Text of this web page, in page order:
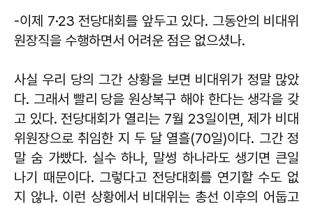
-이제 7·23 전당대회를 앞두고 있다. 그동안의 비대위
원장직을 수행하면서 어려운 점은 없으셨나.
사실 우리 당의 그간 상황을 보면 비대위가 정말 많았
다. 그래서 빨리 당을 원상복구 해야 한다는 생각을 갖
고 있다. 전당대회가 열리는 7월 23일이면, 제가 비대
위원장으로 취임한 지 두 달 열흘(70일)이다. 그간 정
말 숨 가빴다. 실수 하나, 말썽 하나라도 생기면 큰일
나기 때문이다. 그렇다고 전당대회를 연기할 수도 없
지 않나. 이런 상황에서 비대위는 총선 이후의 어둡고